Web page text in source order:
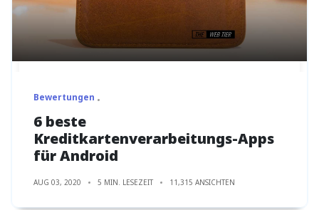
Bewertungen
6 beste
Kreditkartenverarbeitungs-Apps
für Android
AUG 03, 2020 5 MIN. LESEZEIT 11,315 ANSICHTEN